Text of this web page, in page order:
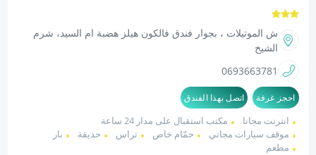
ش الموتيلات ، بجوار فندق فالكون هيلز هضبة ام السيد، شرم
الشيخ
0693663781
احجز غرفة اتصل بهذا الفندق
انترنت مجانا
مكتب استقبال على مدار 24 ساعة
موقف سيارات مجاني
حمّام خاص تراس حديقة
بار
مطعم